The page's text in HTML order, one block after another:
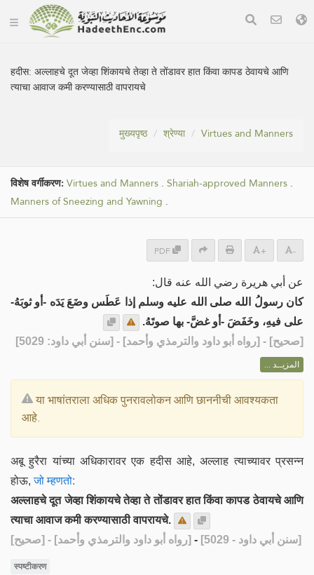
हदीस:अल्लाहचे दूत जेव्हा शिंकायचे तेव्हा ते तोंडावर हात किंवा कापड ठेवायचे आणि
त्याचा आवाज कमी करण्यासाठी वापरायचे
मुख्यपृष्ठ श्रेण्या Virtues and Manners
विशेष वर्गीकरण: Virtues and Manners . Shariah-approved Manners .
Manners of Sneezing and Yawning .
PDF + -
عن أبي هريرة رضي الله عنه قال:
كان رسولُ الله صلى الله عليه وسلم إذا عَطَس وضَعَ يَدَه -أو ثوبَهُ-
على فيهِ، وخَفَضَ -أو غضَّ- بها صوتَهُ.
[صحيح] - [رواه أبو داود والترمذي وأحمد] - [سنن أبي داود: 5029]
المزيــد ...
या भाषांतराला अधिक पुनरावलोकन आणि छाननीची आवश्यकता
आहे.
अबू हुरैरा यांच्या अधिकारावर एक हदीस आहे, अल्लाह त्याच्यावर प्रसन्न
होऊ, जो म्हणतो:
अल्लाहचे दूत जेव्हा शिंकायचे तेव्हा ते तोंडावर हात किंवा कापड ठेवायचे आणि
त्याचा आवाज कमी करण्यासाठी वापरायचे.
[صحيح]
- [رواه أبو داود والترمذي وأحمد] - [سنن أبي داود - 5029]
स्पष्टीकरण